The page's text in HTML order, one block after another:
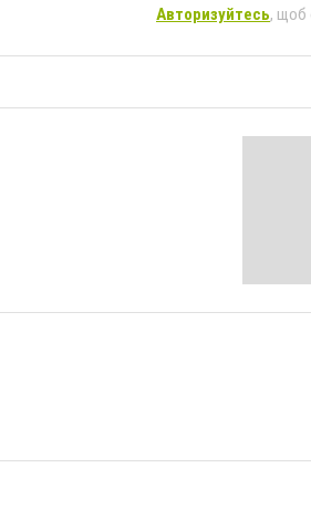
Авторизуйтесь, щоб